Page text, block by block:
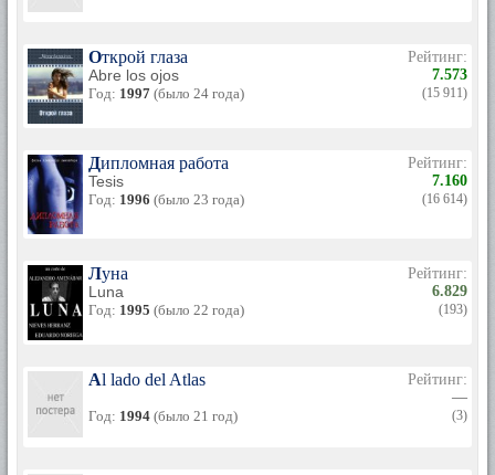
Открой глаза
Abre los ojos
Год: 1997 (было 24 года)
Рейтинг:
7.573
(15 911)
Дипломная работа
Tesis
Год: 1996 (было 23 года)
Рейтинг:
7.160
(16 614)
Луна
Luna
Год: 1995 (было 22 года)
Рейтинг:
6.829
(193)
Al lado del Atlas
Год: 1994 (было 21 год)
Рейтинг:
—
(3)